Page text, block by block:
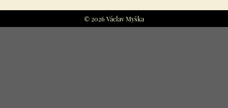
© 2026 Václav Myška